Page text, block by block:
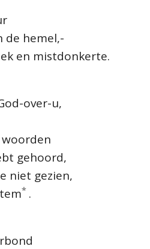
hemel,-
en mistdonkerte.
over-u,
gehoord,
niet gezien,
* .